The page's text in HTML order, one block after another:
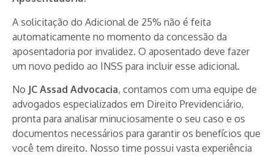
A solicitação do Adicional de 25% não é feita
automaticamente no momento da concessão da
aposentadoria por invalidez. O aposentado deve fazer
um novo pedido ao INSS para incluir esse adicional.
No JC Assad Advocacia, contamos com uma equipe de
advogados especializados em Direito Previdenciário,
pronta para analisar minuciosamente o seu caso e os
documentos necessários para garantir os benefícios que
você tem direito. Nosso time possui vasta experiência